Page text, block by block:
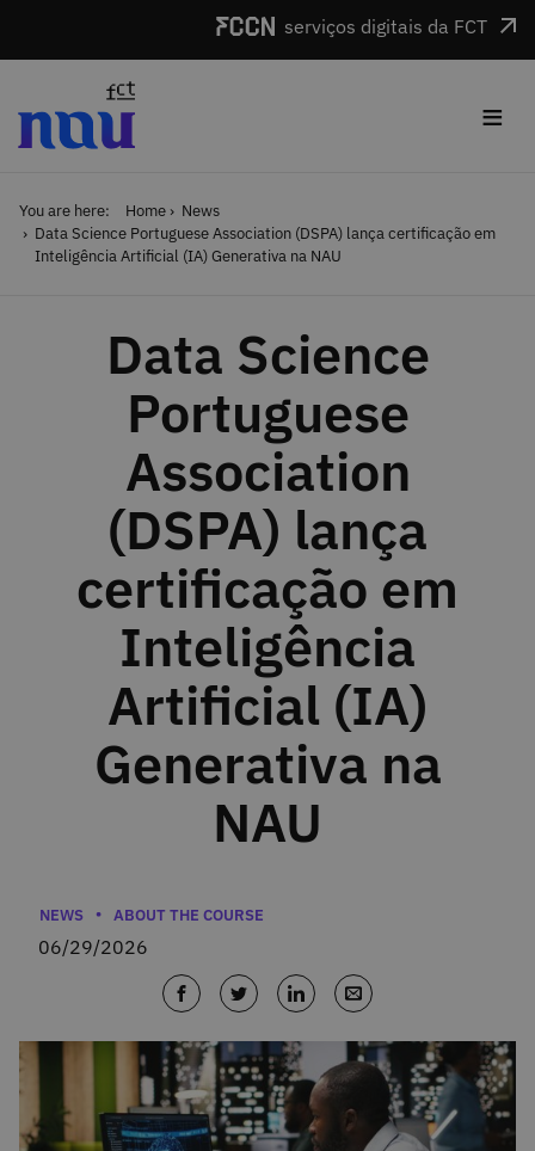
serviços digitais da FCT
≡
You are here: Home
News
Data Science Portuguese Association (DSPA) lança certificação em
Inteligência Artificial (IA) Generativa na NAU
Data Science
Portuguese
Association
(DSPA) lança
certificação em
Inteligência
Artificial (IA)
Generativa na
NAU
Categories
NEWS ABOUT THE COURSE
06/29/2026